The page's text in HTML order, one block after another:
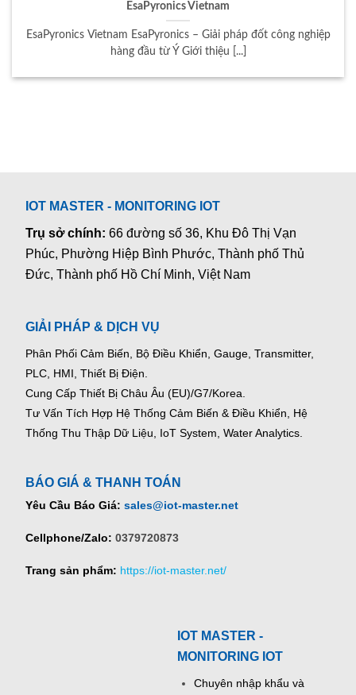
EsaPyronics Vietnam
EsaPyronics Vietnam EsaPyronics – Giải pháp đốt công nghiệp
hàng đầu từ Ý Giới thiệu [...]
IOT MASTER - MONITORING IOT
Trụ sở chính:66 đường số 36, Khu Đô Thị Vạn
Phúc, Phường Hiệp Bình Phước, Thành phố Thủ
Đức, Thành phố Hồ Chí Minh, Việt Nam
GIẢI PHÁP & DỊCH VỤ
Phân Phối Cảm Biến, Bộ Điều Khiển, Gauge, Transmitter,
PLC, HMI, Thiết Bị Điện.
Cung Cấp Thiết Bị Châu Âu (EU)/G7/Korea.
Tư Vấn Tích Hợp Hệ Thống Cảm Biến & Điều Khiển, Hệ
Thống Thu Thập Dữ Liệu, IoT System, Water Analytics.
BÁO GIÁ & THANH TOÁN
Yêu Cầu Báo Giá: sales@iot-master.net
Cellphone/Zalo: 0379720873
Trang sản phẩm: https://iot-master.net/
IOT MASTER -
MONITORING IOT
Chuyên nhập khẩu và